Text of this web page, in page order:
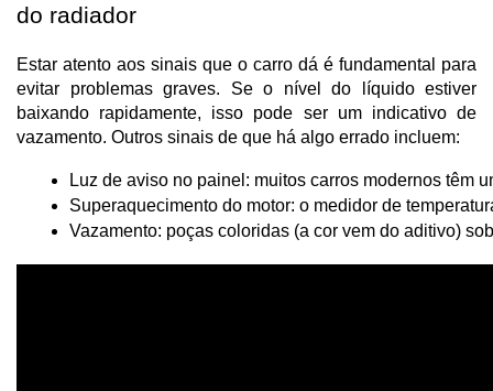
do radiador
Estar atento aos sinais que o carro dá é fundamental para
evitar problemas graves. Se o nível do líquido estiver
baixando rapidamente, isso pode ser um indicativo de
vazamento. Outros sinais de que há algo errado incluem:
Luz de aviso no painel: muitos carros modernos têm
Superaquecimento do motor: o medidor de
Vazamento: poças coloridas (a cor vem do aditivo)